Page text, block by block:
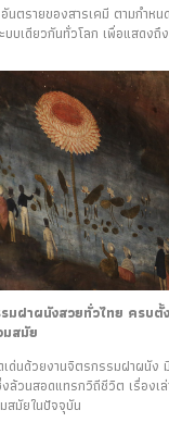
รายของสารเคมี ตามกำหน
บบเดียวกันทั่วโลก เพื่อแสดงถึ
ฝาผนังสวยทั่วไทย ครบตั้
มสมัย
ด่นด้วยงานจิตรกรรมฝาผนัง
ล้วนสอดแทรกวิถีชีวิต เรื่องเ
สมัยในปัจจุบัน